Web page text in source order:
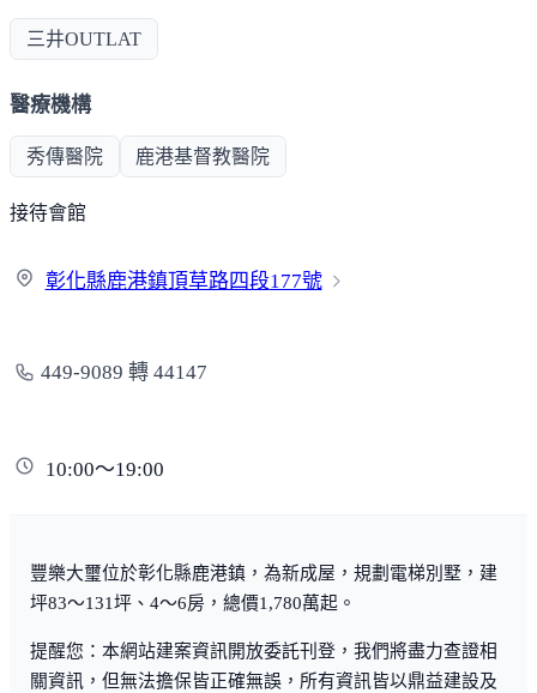
三井OUTLAT
醫療機構
秀傳醫院 鹿港基督教醫院
接待會館
彰化縣鹿港鎮頂草路四段177號
449-9089 轉 44147
10:00～19:00
豐樂大璽位於彰化縣鹿港鎮，為新成屋，規劃電梯別墅，建
坪83～131坪、4～6房，總價1,780萬起。
提醒您：本網站建案資訊開放委託刊登，我們將盡力查證相
關資訊，但無法擔保皆正確無誤，所有資訊皆以鼎益建設及